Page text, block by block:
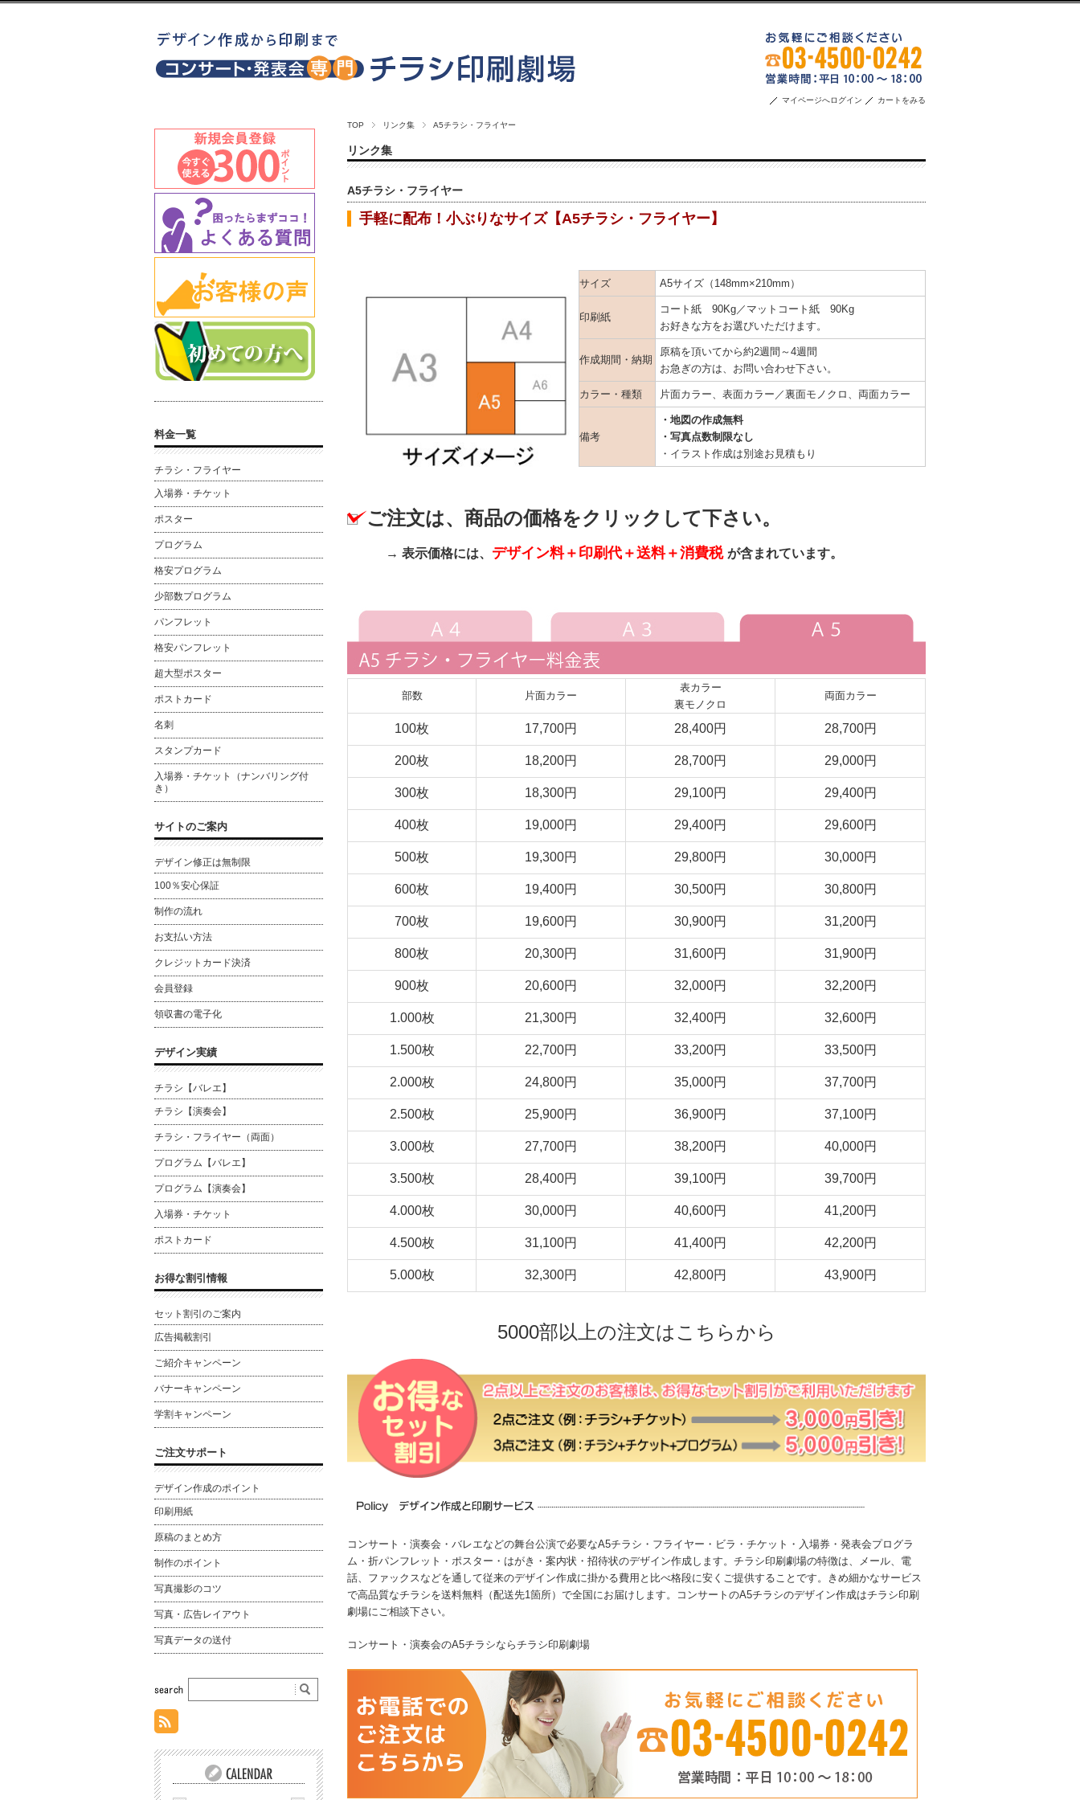
マイページへログイン カートをみる
TOP リンク集 A5チラシ・フライヤー
リンク集
A5チラシ・フライヤー
手軽に配布！小ぶりなサイズ【A5チラシ・フライヤー】
サイズ A5サイズ（148mm×210mm）
印刷紙
コート紙 90Kg／マットコート紙 90Kg
お好きな方をお選びいただけます。
作成期間・納期
原稿を頂いてから約2週間～4週間
お急ぎの方は、お問い合わせ下さい。
カラー・種類 片面カラー、表面カラー／裏面モノクロ、両面カラー
備考
・地図の作成無料
・写真点数制限なし
・イラスト作成は別途お見積もり
ご注文は、商品の価格をクリックして下さい。
→ 表示価格には、 デザイン料＋印刷代＋送料＋消費税 が含まれています。
部数 片面カラー
表カラー
裏モノクロ
両面カラー
100枚 17,700円 28,400円 28,700円
200枚 18,200円 28,700円 29,000円
300枚 18,300円 29,100円 29,400円
400枚 19,000円 29,400円 29,600円
500枚 19,300円 29,800円 30,000円
600枚 19,400円 30,500円 30,800円
700枚 19,600円 30,900円 31,200円
800枚 20,300円 31,600円 31,900円
900枚 20,600円 32,000円 32,200円
1.000枚 21,300円 32,400円 32,600円
1.500枚 22,700円 33,200円 33,500円
2.000枚 24,800円 35,000円 37,700円
2.500枚 25,900円 36,900円 37,100円
3.000枚 27,700円 38,200円 40,000円
3.500枚 28,400円 39,100円 39,700円
4.000枚 30,000円 40,600円 41,200円
4.500枚 31,100円 41,400円 42,200円
5.000枚 32,300円 42,800円 43,900円
5000部以上の注文はこちらから
コンサート・演奏会・バレエなどの舞台公演で必要なA5チラシ・フライヤー・ビラ・チケット・入場券・発表会プログラ
ム・折パンフレット・ポスター・はがき・案内状・招待状のデザイン作成します。チラシ印刷劇場の特徴は、メール、電
話、ファックスなどを通して従来のデザイン作成に掛かる費用と比べ格段に安くご提供することです。きめ細かなサービス
で高品質なチラシを送料無料（配送先1箇所）で全国にお届けします。コンサートのA5チラシのデザイン作成はチラシ印刷
劇場にご相談下さい。
コンサート・演奏会のA5チラシならチラシ印刷劇場
料金一覧
チラシ・フライヤー
入場券・チケット
ポスター
プログラム
格安プログラム
少部数プログラム
パンフレット
格安パンフレット
超大型ポスター
ポストカード
名刺
スタンプカード
入場券・チケット（ナンバリング付
き）
サイトのご案内
デザイン修正は無制限
100％安心保証
制作の流れ
お支払い方法
クレジットカード決済
会員登録
領収書の電子化
デザイン実績
チラシ【バレエ】
チラシ【演奏会】
チラシ・フライヤー（両面）
プログラム【バレエ】
プログラム【演奏会】
入場券・チケット
ポストカード
お得な割引情報
セット割引のご案内
広告掲載割引
ご紹介キャンペーン
バナーキャンペーン
学割キャンペーン
ご注文サポート
デザイン作成のポイント
印刷用紙
原稿のまとめ方
制作のポイント
写真撮影のコツ
写真・広告レイアウト
写真データの送付